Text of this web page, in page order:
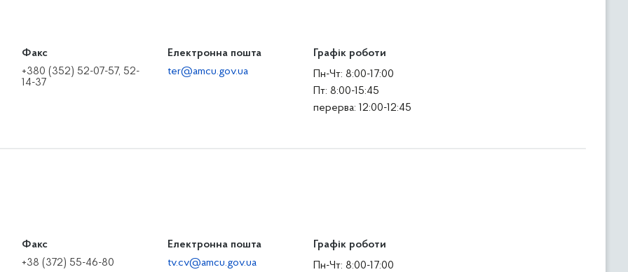
Факс
+380 (352) 52-07-57, 52-
14-37
Електронна пошта
ter@amcu.gov.ua
Графік роботи
Пн-Чт: 8:00-17:00
Пт: 8:00-15:45
перерва: 12:00-12:45
Факс
+38 (372) 55-46-80
Електронна пошта
tv.cv@amcu.gov.ua
Графік роботи
Пн-Чт: 8:00-17:00